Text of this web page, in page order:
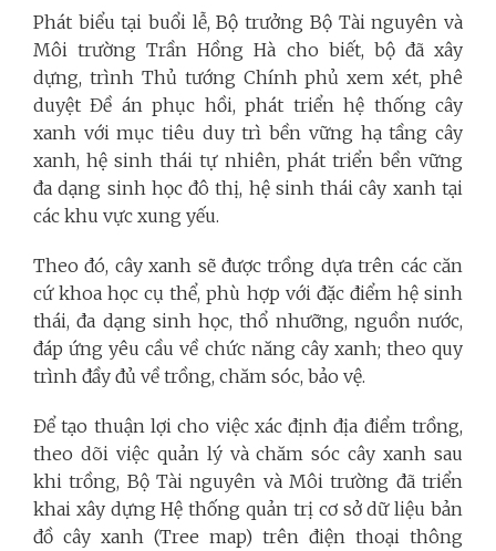
Phát biểu tại buổi lễ, Bộ trưởng Bộ Tài nguyên và
Môi trường Trần Hồng Hà cho biết, bộ đã xây
dựng, trình Thủ tướng Chính phủ xem xét, phê
duyệt Đề án phục hồi, phát triển hệ thống cây
xanh với mục tiêu duy trì bền vững hạ tầng cây
xanh, hệ sinh thái tự nhiên, phát triển bền vững
đa dạng sinh học đô thị, hệ sinh thái cây xanh tại
các khu vực xung yếu.
Theo đó, cây xanh sẽ được trồng dựa trên các căn
cứ khoa học cụ thể, phù hợp với đặc điểm hệ sinh
thái, đa dạng sinh học, thổ nhưỡng, nguồn nước,
đáp ứng yêu cầu về chức năng cây xanh; theo quy
trình đầy đủ về trồng, chăm sóc, bảo vệ.
Để tạo thuận lợi cho việc xác định địa điểm trồng,
theo dõi việc quản lý và chăm sóc cây xanh sau
khi trồng, Bộ Tài nguyên và Môi trường đã triển
khai xây dựng Hệ thống quản trị cơ sở dữ liệu bản
đồ cây xanh (Tree map) trên điện thoại thông